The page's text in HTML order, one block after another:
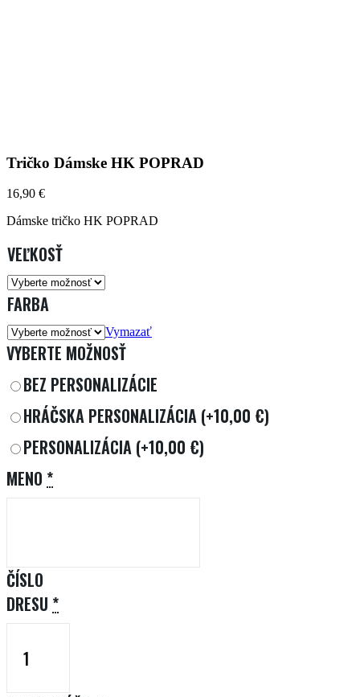
Tričko Dámske HK POPRAD
16,90 €
Dámske tričko HK POPRAD
VEĽKOSŤ
FARBA
Vymazať
VYBERTE MOŽNOSŤ
BEZ PERSONALIZÁCIE
HRÁČSKA PERSONALIZÁCIA (+10,00 €)
PERSONALIZÁCIA (+10,00 €)
MENO *
ČÍSLO
DRESU *